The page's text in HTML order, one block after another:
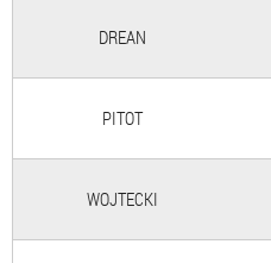
DREAN
PITOT
WOJTECKI